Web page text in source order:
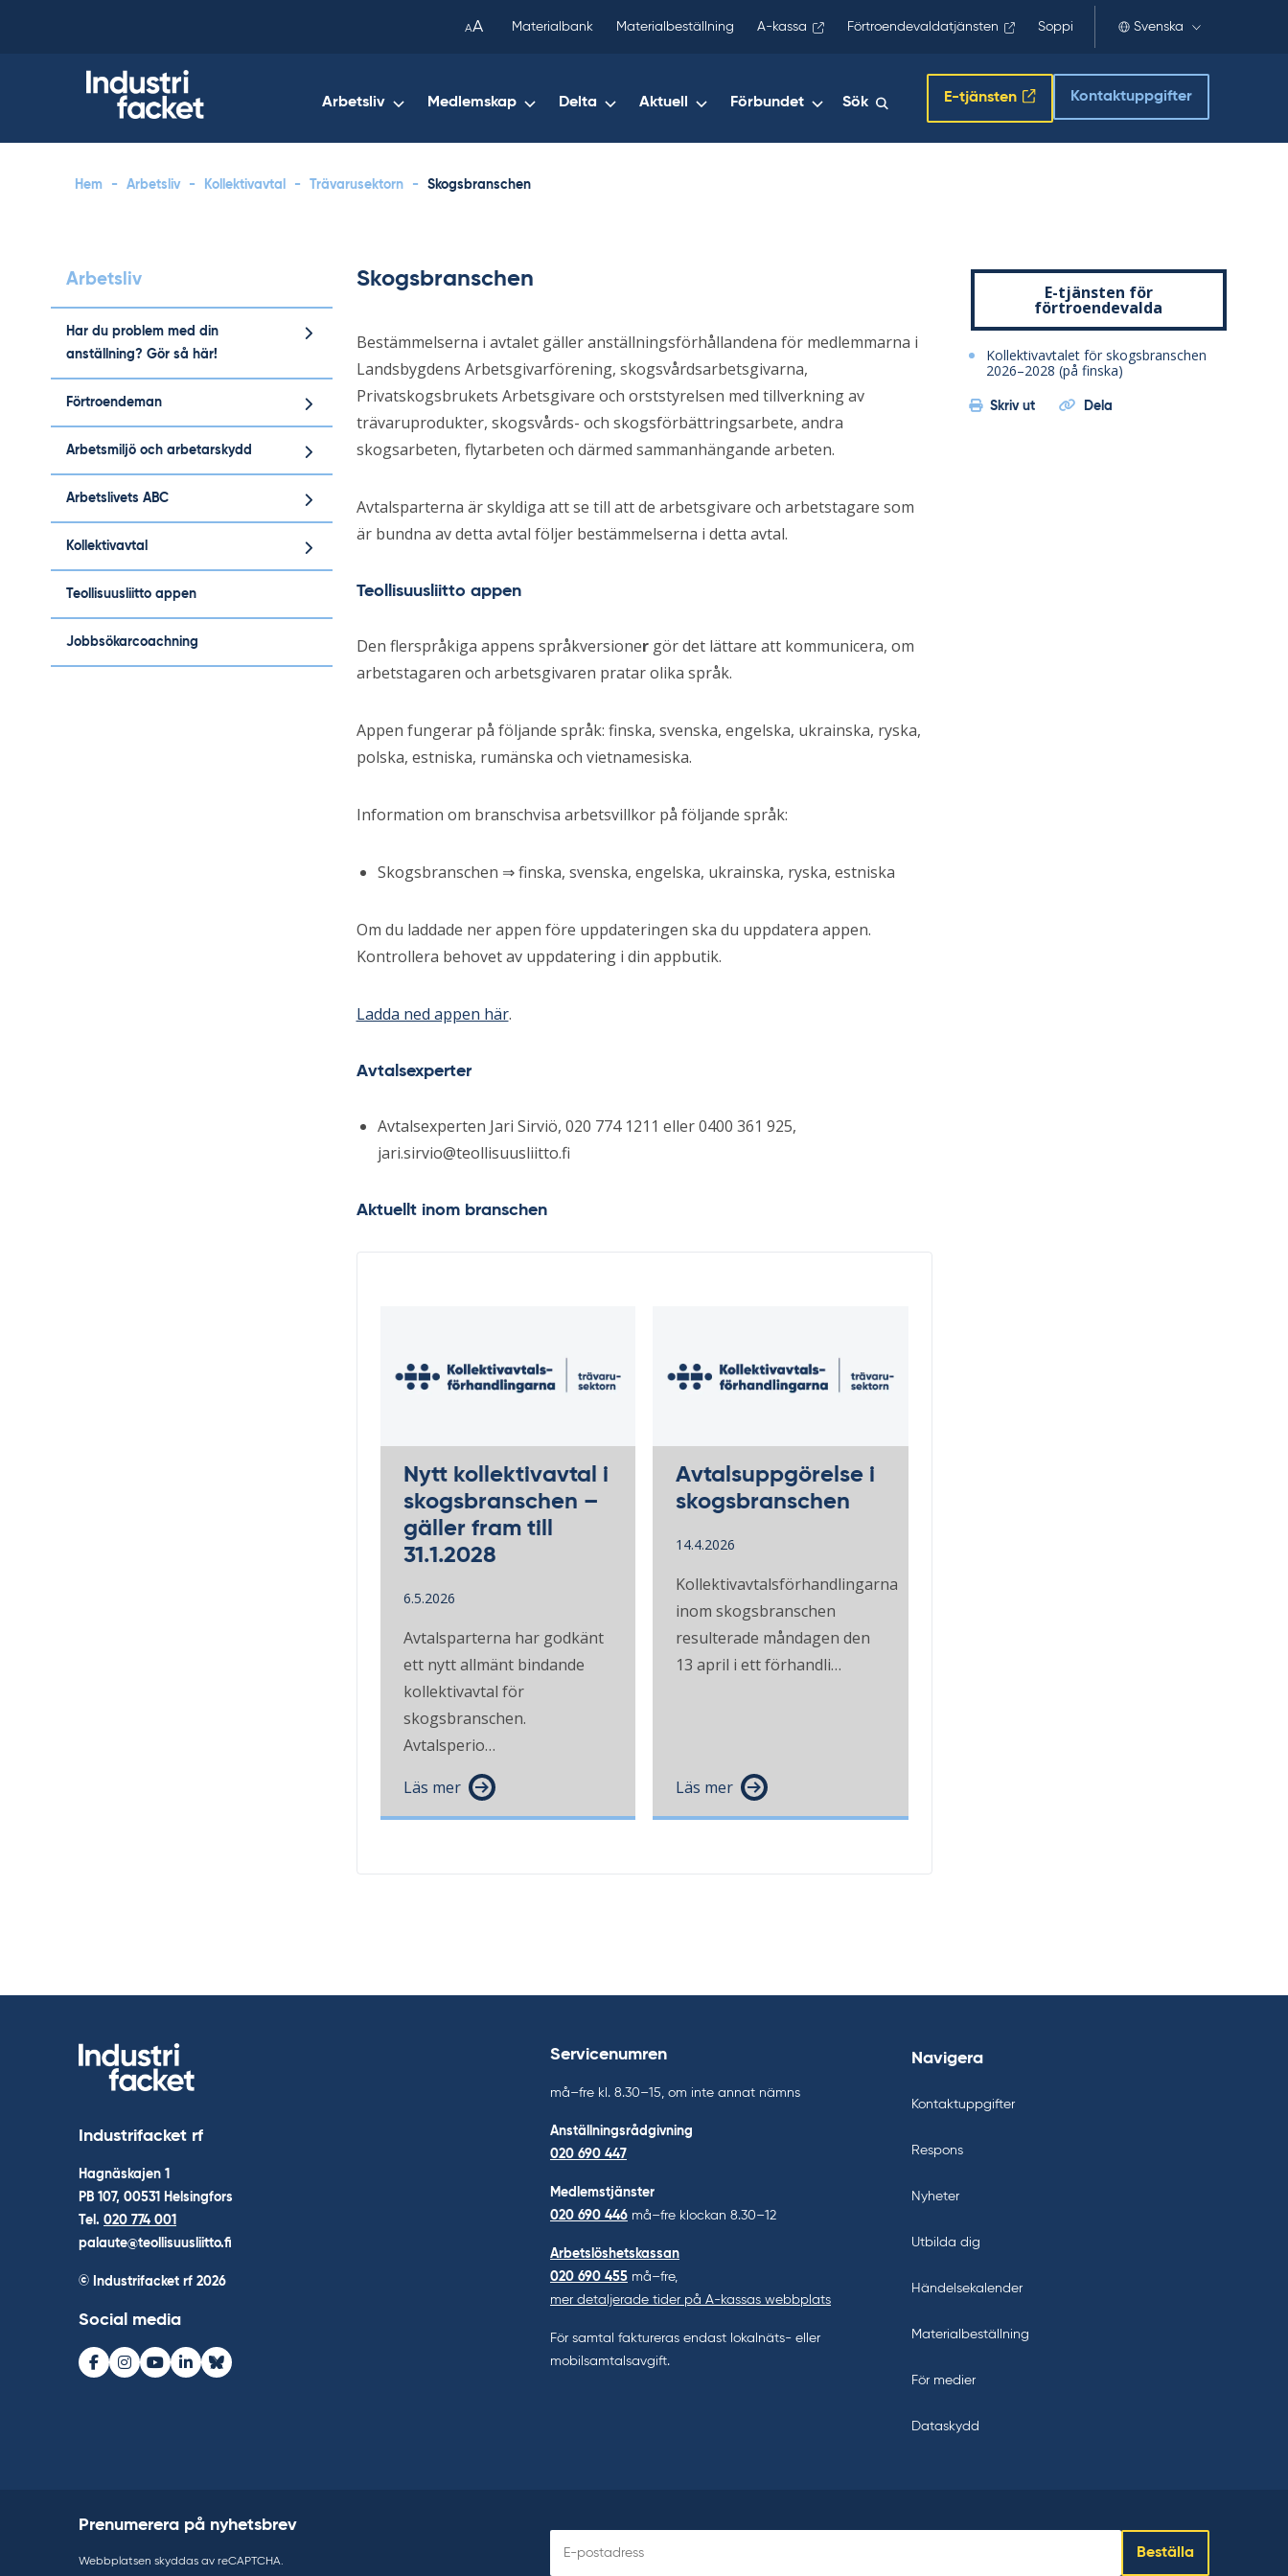
AA Materialbank Materialbeställning A-kassa Förtroendevaldatjänsten Soppi Svenska
Arbetsliv Medlemskap Delta Aktuell Förbundet Sök E-tjänsten Kontaktuppgifter
Hem - Arbetsliv - Kollektivavtal - Trävarusektorn - Skogsbranschen
Arbetsliv
Har du problem med din
anställning? Gör så här!
Förtroendeman
Arbetsmiljö och arbetarskydd
Arbetslivets ABC
Kollektivavtal
Teollisuusliitto appen
Jobbsökarcoachning
Skogsbranschen
Bestämmelserna i avtalet gäller anställningsförhållandena för medlemmarna i
Landsbygdens Arbetsgivarförening, skogsvårdsarbetsgivarna,
Privatskogsbrukets Arbetsgivare och orststyrelsen med tillverkning av
trävaruprodukter, skogsvårds- och skogsförbättringsarbete, andra
skogsarbeten, flytarbeten och därmed sammanhängande arbeten.
Avtalsparterna är skyldiga att se till att de arbetsgivare och arbetstagare som
är bundna av detta avtal följer bestämmelserna i detta avtal.
Teollisuusliitto appen
Den flerspråkiga appens språkversioner gör det lättare att kommunicera, om
arbetstagaren och arbetsgivaren pratar olika språk.
Appen fungerar på följande språk: finska, svenska, engelska, ukrainska, ryska,
polska, estniska, rumänska och vietnamesiska.
Information om branschvisa arbetsvillkor på följande språk:
Skogsbranschen ⇒ finska, svenska, engelska, ukrainska, ryska, estniska
Om du laddade ner appen före uppdateringen ska du uppdatera appen.
Kontrollera behovet av uppdatering i din appbutik.
Ladda ned appen här.
Avtalsexperter
Avtalsexperten Jari Sirviö, 020 774 1211 eller 0400 361 925,
jari.sirvio@teollisuusliitto.fi
Aktuellt inom branschen
Nytt kollektivavtal i
skogsbranschen –
gäller fram till
31.1.2028
6.5.2026
Avtalsparterna har godkänt
ett nytt allmänt bindande
kollektivavtal för
skogsbranschen.
Avtalsperio…
Läs mer
Avtalsuppgörelse i
skogsbranschen
14.4.2026
Kollektivavtalsförhandlingarna
inom skogsbranschen
resulterade måndagen den
13 april i ett förhandli…
Läs mer
E-tjänsten för
förtroendevalda
Kollektivavtalet för skogsbranschen
2026–2028 (på finska)
Skriv ut Dela
copied
your
clipboard.)
Industrifacket rf
Hagnäskajen 1
PB 107, 00531 Helsingfors
Tel. 020 774 001
palaute@teollisuusliitto.fi
© Industrifacket rf 2026
Social media
Facebook
Instagram
Youtube
LinkedInBluesky
Servicenumren
må–fre kl. 8.30–15, om inte annat nämns
Anställningsrådgivning
020 690 447
Medlemstjänster
020 690 446 må–fre klockan 8.30–12
Arbetslöshetskassan
020 690 455 må–fre,
mer detaljerade tider på A-kassas webbplats
För samtal faktureras endast lokalnäts- eller
mobilsamtalsavgift.
Navigera
Kontaktuppgifter
Respons
Nyheter
Utbilda dig
Händelsekalender
Materialbeställning
För medier
Dataskydd
Prenumerera på nyhetsbrev
Webbplatsen skyddas av reCAPTCHA.
Beställa